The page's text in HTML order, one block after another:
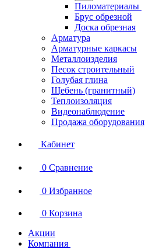
Пиломатериалы
Брус обрезной
Доска обрезная
Арматура
Арматурные каркасы
Металлоизделия
Песок строительный
Голубая глина
Щебень (гранитный)
Теплоизоляция
Видеонаблюдение
Продажа оборудования
Кабинет
0 Сравнение
0 Избранное
0 Корзина
Акции
Компания